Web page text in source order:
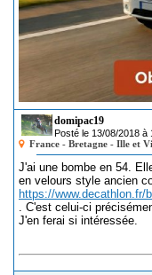
domipac19
Posté le 13/08/2018 à
France - Bretagne - Ille et
J'ai une bombe en 54.
en velours style ancien
. C'est celui-ci
J'en ferai si intéressée.